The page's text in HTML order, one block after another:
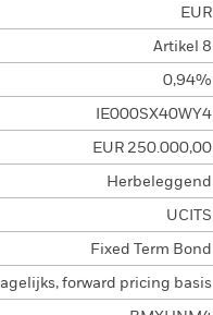
EUR
Artikel 8
0,94%
IE000SX40WY4
EUR 250.000,00
Herbeleggend
UCITS
Fixed Term Bond
forward pricing basis